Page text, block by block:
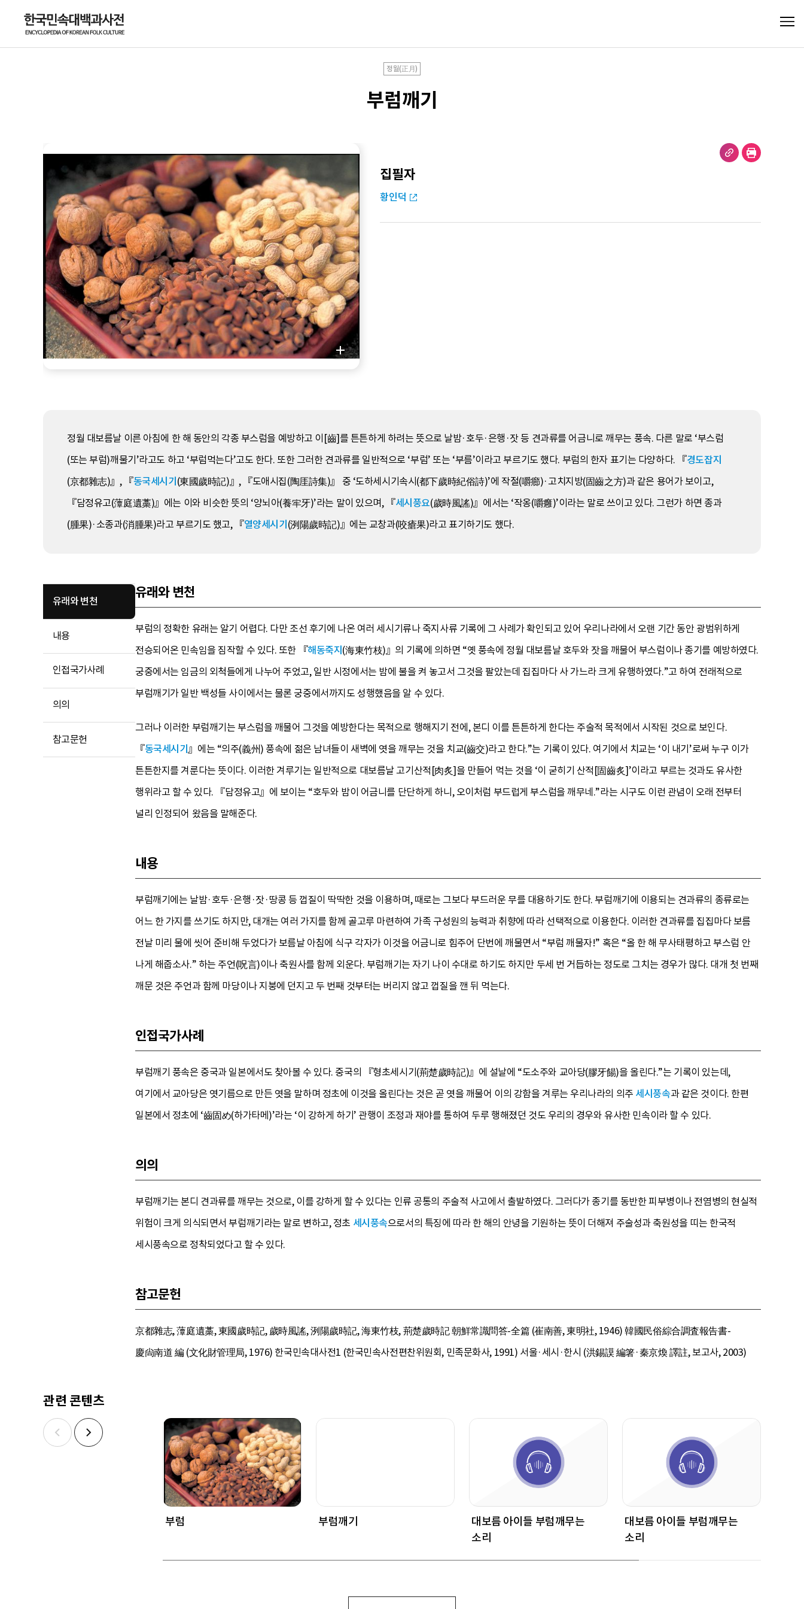
정월(正月)
부럼깨기
집필자
황인덕
정월 대보름날 이른 아침에 한 해 동안의 각종 부스럼을 예방하고 이[齒]를 튼튼하게 하려는 뜻으로 날밤·호두·은행·잣 등 견과류를 어금니로 깨무는 풍속. 다른 말로 ‘부스럼
(또는 부럼)깨물기’라고도 하고 ‘부럼먹는다’고도 한다. 또한 그러한 견과류를 일반적으로 ‘부럼’ 또는 ‘부름’이라고 부르기도 했다. 부럼의 한자 표기는 다양하다. 『경도잡지
(京都雜志)』, 『동국세시기 (東國歲時記)』, 『도애시집(陶厓詩集)』 중 ‘도하세시기속시(都下歲時紀俗詩)’에 작절(嚼癤)·고치지방(固齒之方)과 같은 용어가 보이고,
『담정유고(藫庭遺藁)』에는 이와 비슷한 뜻의 ‘양뇌아(養牢牙)’라는 말이 있으며, 『세시풍요(歲時風謠)』에서는 ‘작옹(嚼癰)’이라는 말로 쓰이고 있다. 그런가 하면 종과
(腫果)·소종과(消腫果)라고 부르기도 했고, 『열양세시기 (洌陽歲時記)』에는 교창과(咬瘡果)라고 표기하기도 했다.
유래와 변천
내용
인접국가사례
의의
참고문헌
유래와 변천
부럼의 정확한 유래는 알기 어렵다. 다만 조선 후기에 나온 여러 세시기류나 죽지사류 기록에 그 사례가 확인되고 있어 우리나라에서 오랜 기간 동안 광범위하게
전승되어온 민속임을 짐작할 수 있다. 또한 『해동죽지(海東竹枝)』의 기록에 의하면 “옛 풍속에 정월 대보름날 호두와 잣을 깨물어 부스럼이나 종기를 예방하였다.
궁중에서는 임금의 외척들에게 나누어 주었고, 일반 시정에서는 밤에 불을 켜 놓고서 그것을 팔았는데 집집마다 사 가느라 크게 유행하였다.”고 하여 전래적으로
부럼깨기가 일반 백성들 사이에서는 물론 궁중에서까지도 성행했음을 알 수 있다.
그러나 이러한 부럼깨기는 부스럼을 깨물어 그것을 예방한다는 목적으로 행해지기 전에, 본디 이를 튼튼하게 한다는 주술적 목적에서 시작된 것으로 보인다.
『동국세시기』에는 “의주(義州) 풍속에 젊은 남녀들이 새벽에 엿을 깨무는 것을 치교(齒交)라고 한다.”는 기록이 있다. 여기에서 치교는 ‘이 내기’로써 누구 이가
튼튼한지를 겨룬다는 뜻이다. 이러한 겨루기는 일반적으로 대보름날 고기산적[肉炙]을 만들어 먹는 것을 ‘이 굳히기 산적[固齒炙]’이라고 부르는 것과도 유사한
행위라고 할 수 있다. 『담정유고』에 보이는 “호두와 밤이 어금니를 단단하게 하니, 오이처럼 부드럽게 부스럼을 깨무네.”라는 시구도 이런 관념이 오래 전부터
널리 인정되어 왔음을 말해준다.
내용
부럼깨기에는 날밤·호두·은행·잣·땅콩 등 껍질이 딱딱한 것을 이용하며, 때로는 그보다 부드러운 무를 대용하기도 한다. 부럼깨기에 이용되는 견과류의 종류로는
어느 한 가지를 쓰기도 하지만, 대개는 여러 가지를 함께 골고루 마련하여 가족 구성원의 능력과 취향에 따라 선택적으로 이용한다. 이러한 견과류를 집집마다 보름
전날 미리 물에 씻어 준비해 두었다가 보름날 아침에 식구 각자가 이것을 어금니로 힘주어 단번에 깨물면서 “부럼 깨물자!” 혹은 “올 한 해 무사태평하고 부스럼 안
나게 해줍소사.” 하는 주언(呪言)이나 축원사를 함께 외운다. 부럼깨기는 자기 나이 수대로 하기도 하지만 두세 번 거듭하는 정도로 그치는 경우가 많다. 대개 첫 번째
깨문 것은 주언과 함께 마당이나 지붕에 던지고 두 번째 것부터는 버리지 않고 껍질을 깬 뒤 먹는다.
인접국가사례
부럼깨기 풍속은 중국과 일본에서도 찾아볼 수 있다. 중국의 『형초세시기(荊楚歲時記)』에 설날에 “도소주와 교아당(膠牙餳)을 올린다.”는 기록이 있는데,
여기에서 교아당은 엿기름으로 만든 엿을 말하며 정초에 이것을 올린다는 것은 곧 엿을 깨물어 이의 강함을 겨루는 우리나라의 의주 세시풍속과 같은 것이다. 한편
일본에서 정초에 ‘齒固め(하가타메)’라는 ‘이 강하게 하기’ 관행이 조정과 재야를 통하여 두루 행해졌던 것도 우리의 경우와 유사한 민속이라 할 수 있다.
의의
부럼깨기는 본디 견과류를 깨무는 것으로, 이를 강하게 할 수 있다는 인류 공통의 주술적 사고에서 출발하였다. 그러다가 종기를 동반한 피부병이나 전염병의 현실적
위험이 크게 의식되면서 부럼깨기라는 말로 변하고, 정초 세시풍속으로서의 특징에 따라 한 해의 안녕을 기원하는 뜻이 더해져 주술성과 축원성을 띠는 한국적
세시풍속으로 정착되었다고 할 수 있다.
참고문헌
京都雜志, 藫庭遺藁, 東國歲時記, 歲時風謠, 洌陽歲時記, 海東竹枝, 荊楚歲時記 朝鮮常識問答-全篇 (崔南善, 東明社, 1946) 韓國民俗綜合調査報告書-
慶尙南道 編 (文化財管理局, 1976) 한국민속대사전1 (한국민속사전편찬위원회, 민족문화사, 1991) 서울·세시·한시 (洪錫謨 編箸·秦京煥 譯註, 보고사, 2003)
관련 콘텐츠
부럼 부럼깨기
대보름 아이들 부럼깨무는
소리
대보름 아이들 부럼깨무는
소리